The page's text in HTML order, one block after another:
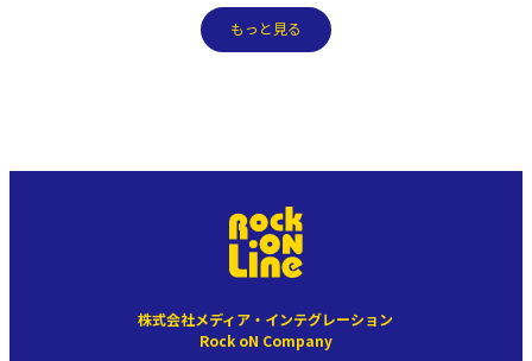
もっと見る
株式会社メディア・インテグレーション
Rock oN Company